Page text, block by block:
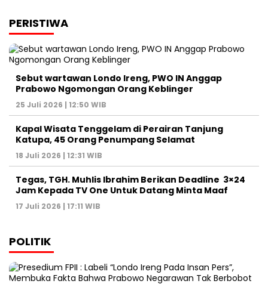
PERISTIWA
Sebut wartawan Londo Ireng, PWO IN Anggap
Prabowo Ngomongan Orang Keblinger
25 Juli 2026 | 12:50 WIB
Kapal Wisata Tenggelam di Perairan Tanjung
Katupa, 45 Orang Penumpang Selamat
18 Juli 2026 | 12:31 WIB
Tegas, TGH. Muhlis Ibrahim Berikan Deadline 3×24
Jam Kepada TV One Untuk Datang Minta Maaf
17 Juli 2026 | 17:11 WIB
POLITIK